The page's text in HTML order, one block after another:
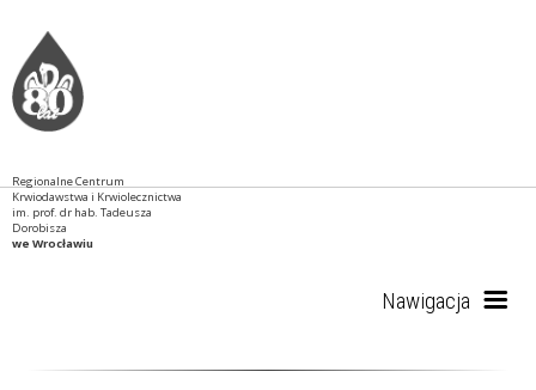
Regionalne Centrum
Krwiodawstwa i Krwiolecznictwa
im. prof. dr hab. Tadeusza
Dorobisza
we Wrocławiu
Nawigacja